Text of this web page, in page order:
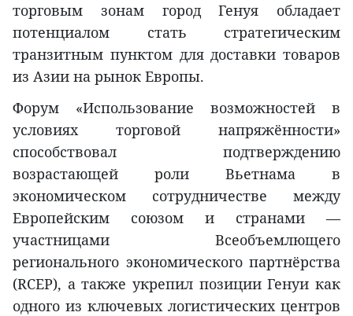
торговым зонам город Генуя обладает
потенциалом стать стратегическим
транзитным пунктом для доставки товаров
из Азии на рынок Европы.
Форум «Использование возможностей в
условиях торговой напряжённости»
способствовал подтверждению
возрастающей роли Вьетнама в
экономическом сотрудничестве между
Европейским союзом и странами —
участницами Всеобъемлющего
регионального экономического партнёрства
(RCEP), а также укрепил позиции Генуи как
одного из ключевых логистических центров